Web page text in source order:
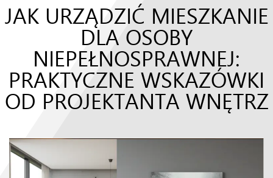
JAK URZĄDZIĆ MIESZKANIE
DLA OSOBY
NIEPEŁNOSPRAWNEJ:
PRAKTYCZNE WSKAZÓWKI
OD PROJEKTANTA WNĘTRZ